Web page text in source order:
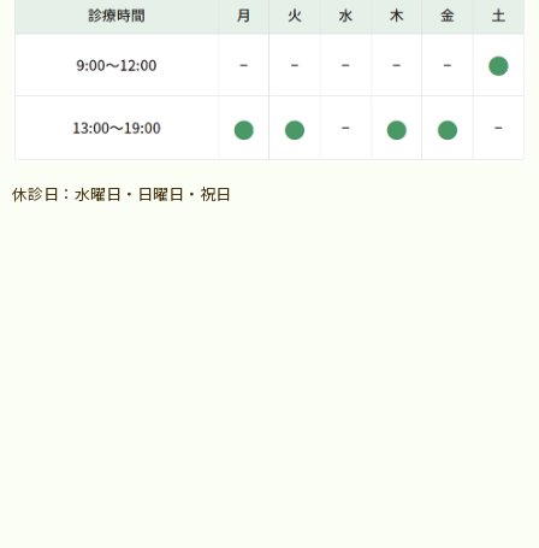
休診日：水曜日・日曜日・祝日